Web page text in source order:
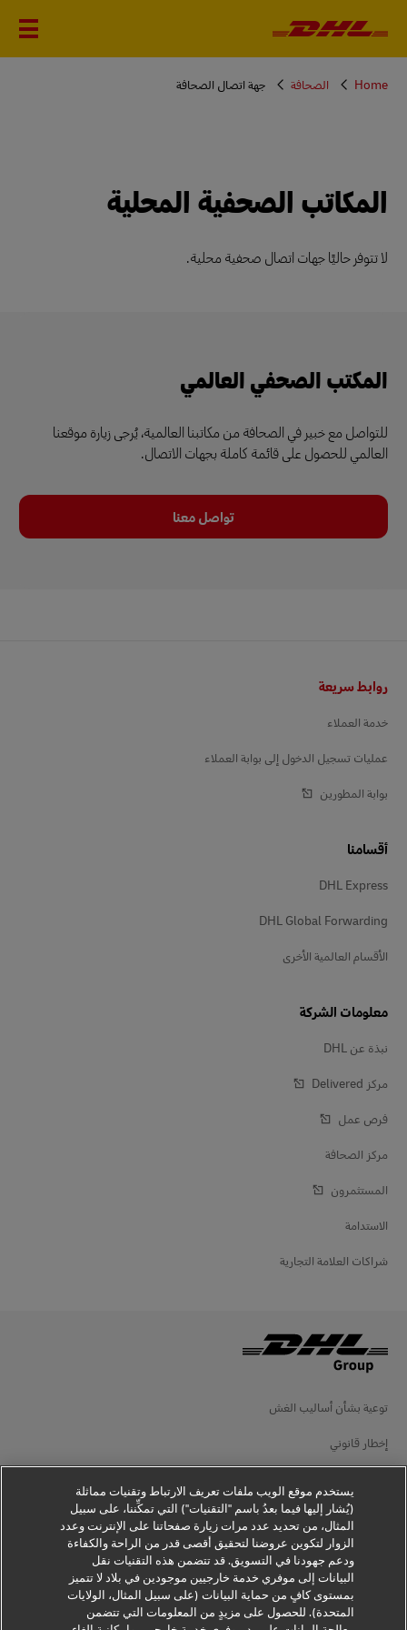
You
are
Home الصحافة جهة اتصال الصحافة
المكاتب الصحفية المحلية
لا تتوفر حاليًا جهات اتصال صحفية محلية.
المكتب الصحفي العالمي
للتواصل مع خبير في الصحافة من مكاتبنا العالمية، يُرجى زيارة موقعنا
العالمي للحصول على قائمة كاملة بجهات الاتصال.
تواصل معنا
روابط سريعة
خدمة العملاء
عمليات تسجيل الدخول إلى بوابة العملاء
بوابة المطورين
أقسامنا
DHL Express
DHL Global Forwarding
الأقسام العالمية الأخرى
معلومات الشركة
نبذة عن DHL
مركز Delivered‎
فرص عمل
مركز الصحافة
المستثمرون
الاستدامة
شراكات العلامة التجارية
توعية بشأن أساليب الغش
إخطار قانوني
إخطار الخصوصية
معلومات إضافية
إعدادات ملفات تعريف الارتباط
يستخدم موقع الويب ملفات تعريف الارتباط وتقنيات مماثلة
(يُشار إليها فيما بعدُ باسم "التقنيات") التي تمكِّننا، على سبيل
المثال، من تحديد عدد مرات زيارة صفحاتنا على الإنترنت وعدد
الزوار لتكوين عروضنا لتحقيق أقصى قدر من الراحة والكفاءة
ودعم جهودنا في التسويق. قد تتضمن هذه التقنيات نقل
البيانات إلى موفري خدمة خارجيين موجودين في بلاد لا تتميز
بمستوى كافٍ من حماية البيانات (على سبيل المثال، الولايات
المتحدة). للحصول على مزيدٍ من المعلومات التي تتضمن